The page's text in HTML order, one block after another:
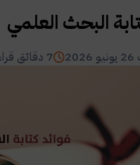
البحث العلمي
7 دقائق قراءة